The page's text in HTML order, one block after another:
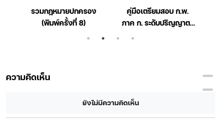
รวมกฎหมายปกครอง
(พิมพ์ครั้งที่ 8)
คู่มือเตรียมสอบ ก.พ.
ภาค ก. ระดับปริญญาตรี
ตามหลักเกณฑ์ใหม่
ความคิดเห็น
ยังไม่มีความคิดเห็น